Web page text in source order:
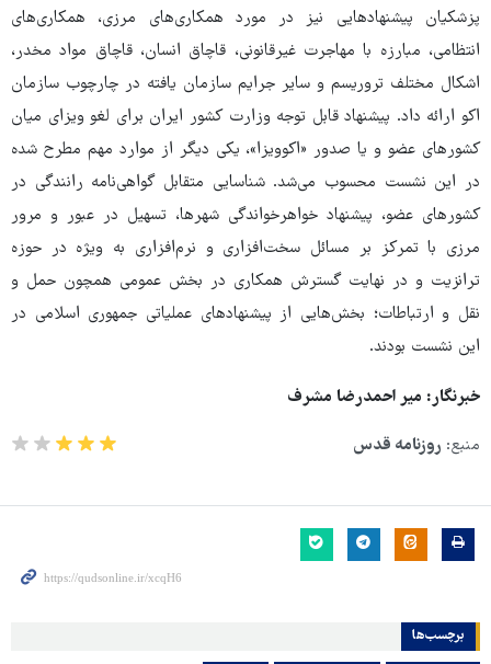
پزشکیان پیشنهادهایی نیز در مورد همکاری‌های مرزی، همکاری‌های
انتظامی، مبارزه با مهاجرت غیرقانونی، قاچاق انسان، قاچاق مواد مخدر،
اشکال مختلف تروریسم و سایر جرایم سازمان یافته در چارچوب سازمان
اکو ارائه داد. پیشنهاد قابل توجه وزارت کشور ایران برای لغو ویزای میان
کشورهای عضو و یا صدور «اکوویزا»، یکی دیگر از موارد مهم مطرح شده
در این نشست محسوب می‌شد. شناسایی متقابل گواهی‌نامه رانندگی در
کشورهای عضو، پیشنهاد خواهرخواندگی شهرها، تسهیل در عبور و مرور
مرزی با تمرکز بر مسائل سخت‌افزاری و نرم‌افزاری به ویژه در حوزه
ترانزیت و در نهایت گسترش همکاری در بخش عمومی همچون حمل و
نقل و ارتباطات؛ بخش‌هایی از پیشنهادهای عملیاتی جمهوری اسلامی در
این نشست بودند.
خبرنگار: میر احمدرضا مشرف
منبع: روزنامه قدس
برچسب‌ها